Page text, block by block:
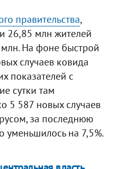
правительства,
26,85 млн жителей
На фоне быстрой
случаев ковида
показателей с
сутки там
5 587 новых случаев
за последнюю
уменьшилось на 7,5%.